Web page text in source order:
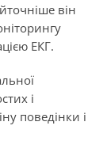
він
ЕКГ.
і
поведінки і